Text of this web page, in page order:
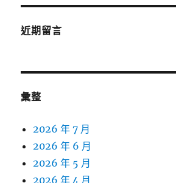
近期留言
彙整
2026 年 7 月
2026 年 6 月
2026 年 5 月
2026 年 4 月